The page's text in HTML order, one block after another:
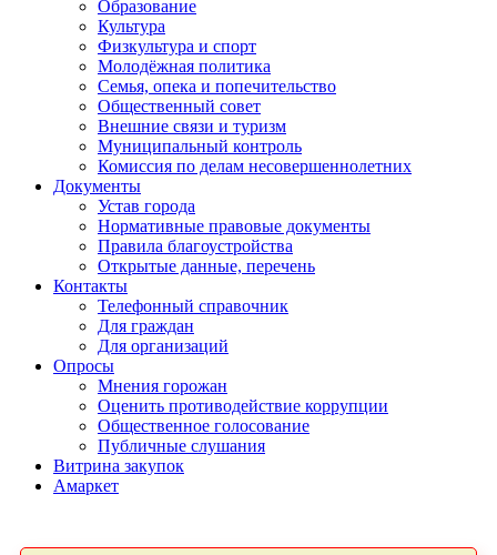
Образование
Культура
Физкультура и спорт
Молодёжная политика
Семья, опека и попечительство
Общественный совет
Внешние связи и туризм
Муниципальный контроль
Комиссия по делам несовершеннолетних
Документы
Устав города
Нормативные правовые документы
Правила благоустройства
Открытые данные, перечень
Контакты
Телефонный справочник
Для граждан
Для организаций
Опросы
Мнения горожан
Оценить противодействие коррупции
Общественное голосование
Публичные слушания
Витрина закупок
Амаркет